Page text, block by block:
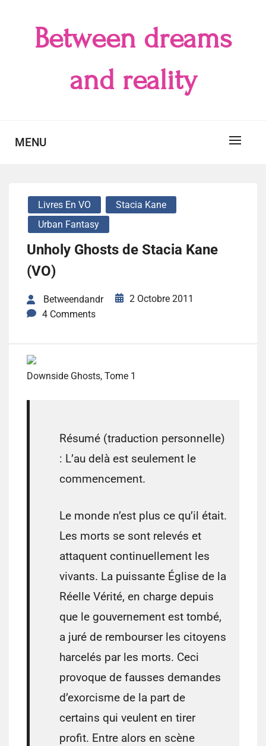
Between dreams
and reality
MENU
Livres En VO
Stacia Kane
Urban Fantasy
Unholy Ghosts de Stacia Kane
(VO)
Betweendandr
2 Octobre 2011
4 Comments
Downside Ghosts, Tome 1
Résumé (traduction personnelle)
: L’au delà est seulement le
commencement.
Le monde n’est plus ce qu’il était.
Les morts se sont relevés et
attaquent continuellement les
vivants. La puissante Église de la
Réelle Vérité, en charge depuis
que le gouvernement est tombé,
a juré de rembourser les citoyens
harcelés par les morts. Ceci
provoque de fausses demandes
d’exorcisme de la part de
certains qui veulent en tirer
profit. Entre alors en scène